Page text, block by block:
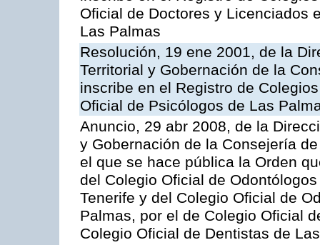
Oficial de Doctores y Licenciados
Las Palmas
Resolución, 19 ene 2001, de la
Territorial y Gobernación de la
inscribe en el Registro de
Oficial de Psicólogos de Las
Anuncio, 29 abr 2008, de la
y Gobernación de la Consejería
el que se hace pública la Orden
del Colegio Oficial de
Tenerife y del Colegio Oficial de
Palmas, por el de Colegio Oficial
Colegio Oficial de Dentistas de